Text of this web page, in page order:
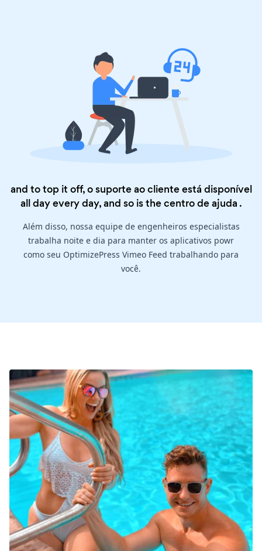
and to top it off, o suporte ao cliente está disponível
all day every day, and so is thecentro de ajuda .
Além disso, nossa equipe de engenheiros especialistas
trabalha noite e dia para manter os aplicativos powr
como seu OptimizePress Vimeo Feed trabalhando para
você.